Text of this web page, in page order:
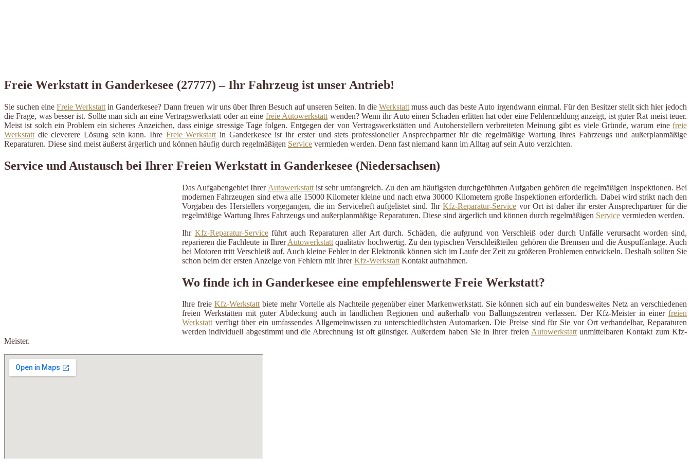
Freie Werkstatt in Ganderkesee (27777) – Ihr Fahrzeug ist unser Antrieb!
Sie suchen eineFreie Werkstatt in Ganderkesee? Dann freuen wir uns über Ihren Besuch auf unseren Seiten. In dieWerkstatt muss auch das beste Auto irgendwann einmal. Für den Besitzer stellt sich hier jedoch
die Frage, was besser ist. Sollte man sich an eine Vertragswerkstatt oder an eine freie Autowerkstatt wenden? Wenn ihr Auto einen Schaden erlitten hat oder eine Fehlermeldung anzeigt, ist guter Rat meist teuer.
Meist ist solch ein Problem ein sicheres Anzeichen, dass einige stressige Tage folgen. Entgegen der von Vertragswerkstätten und Autoherstellern verbreiteten Meinung gibt es viele Gründe, warum eine freie
Werkstatt die cleverere Lösung sein kann. Ihre Freie Werkstatt in Ganderkesee ist ihr erster und stets professioneller Ansprechpartner für die regelmäßige Wartung Ihres Fahrzeugs und außerplanmäßige
Reparaturen. Diese sind meist äußerst ärgerlich und können häufig durch regelmäßigen Service vermieden werden. Denn fast niemand kann im Alltag auf sein Auto verzichten.
Service und Austausch bei Ihrer Freien Werkstatt in Ganderkesee (Niedersachsen)
Das Aufgabengebiet Ihrer Autowerkstattist sehr umfangreich. Zu den am häufigsten durchgeführten Aufgaben gehören die regelmäßigen Inspektionen. Bei
modernen Fahrzeugen sind etwa alle 15000 Kilometer kleine und nach etwa 30000 Kilometern große Inspektionen erforderlich. Dabei wird strikt nach den
Vorgaben des Herstellers vorgegangen, die im Serviceheft aufgelistet sind. IhrKfz-Reparatur-Service vor Ort ist daher ihr erster Ansprechpartner für die
regelmäßige Wartung Ihres Fahrzeugs und außerplanmäßige Reparaturen. Diese sind ärgerlich und können durch regelmäßigen Service vermieden werden.
Ihr Kfz-Reparatur-Serviceführt auch Reparaturen aller Art durch. Schäden, die aufgrund von Verschleiß oder durch Unfälle verursacht worden sind,
reparieren die Fachleute in IhrerAutowerkstatt qualitativ hochwertig. Zu den typischen Verschleißteilen gehören die Bremsen und die Auspuffanlage. Auch
bei Motoren tritt Verschleiß auf. Auch kleine Fehler in der Elektronik können sich im Laufe der Zeit zu größeren Problemen entwickeln. Deshalb sollten Sie
schon beim der ersten Anzeige von Fehlern mit IhrerKfz-Werkstatt Kontakt aufnahmen.
Wo finde ich in Ganderkesee eine empfehlenswerte Freie Werkstatt?
Ihre freie Kfz-Werkstattbiete mehr Vorteile als Nachteile gegenüber einer Markenwerkstatt. Sie können sich auf ein bundesweites Netz an verschiedenen
freien Werkstätten mit guter Abdeckung auch in ländlichen Regionen und außerhalb von Ballungszentren verlassen. Der Kfz-Meister in einer freien
Werkstattverfügt über ein umfassendes Allgemeinwissen zu unterschiedlichsten Automarken. Die Preise sind für Sie vor Ort verhandelbar, Reparaturen
werden individuell abgestimmt und die Abrechnung ist oft günstiger. Außerdem haben Sie in Ihrer freien Autowerkstattunmittelbaren Kontakt zum Kfz-
Meister.